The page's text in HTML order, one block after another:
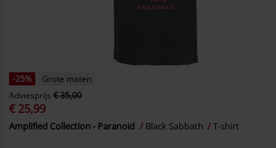
-25%
Grote maten
Adviesprijs € 35,00
€ 25,99
Amplified Collection - Paranoid Black Sabbath T-shirt